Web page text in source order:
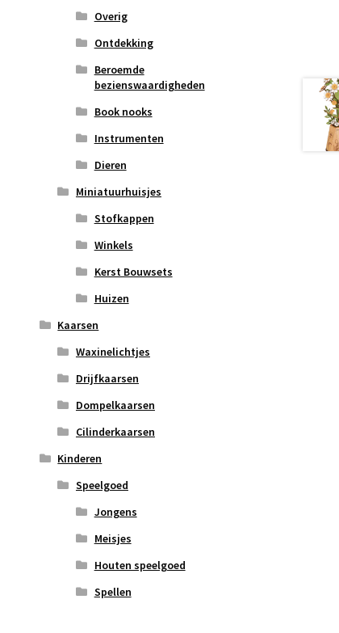
Overig
Ontdekking
Beroemde
bezienswaardigheden
Book nooks
Instrumenten
Dieren
Miniatuurhuisjes
Stofkappen
Winkels
Kerst Bouwsets
Huizen
Kaarsen
Waxinelichtjes
Drijfkaarsen
Dompelkaarsen
Cilinderkaarsen
Kinderen
Speelgoed
Jongens
Meisjes
Houten speelgoed
Spellen